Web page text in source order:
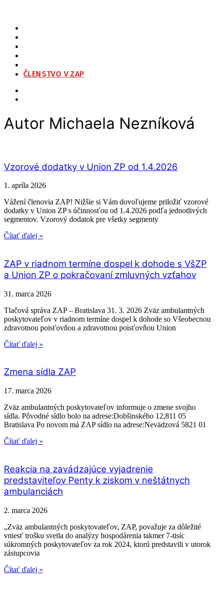
ČLENSTVO V ZAP
Autor Michaela Nezníková
Vzorové dodatky v Union ZP od 1.4.2026
1. apríla 2026
Vážení členovia ZAP! Nižšie si Vám dovoľujeme priložiť vzorové
dodatky v Union ZP s účinnosťou od 1.4.2026 podľa jednotlivých
segmentov. Vzorový dodatok pre všetky segmenty
Čítať ďalej »
ZAP v riadnom termíne dospel k dohode s VšZP
a Union ZP o pokračovaní zmluvných vzťahov
31. marca 2026
Tlačová správa ZAP – Bratislava 31. 3. 2026 Zväz ambulantných
poskytovateľov v riadnom termíne dospel k dohode so Všeobecnou
zdravotnou poisťovňou a zdravotnou poisťovňou Union
Čítať ďalej »
Zmena sídla ZAP
17. marca 2026
Zväz ambulantných poskytovateľov informuje o zmene svojho
sídla. Pôvodné sídlo bolo na adrese:Dobšinského 12,811 05
Bratislava Po novom má ZAP sídlo na adrese:Nevädzová 5821 01
Čítať ďalej »
Reakcia na zavádzajúce vyjadrenie
predstaviteľov Penty k ziskom v neštátnych
ambulanciách
2. marca 2026
„Zväz ambulantných poskytovateľov, ZAP, považuje za dôležité
vniesť trošku svetla do analýzy hospodárenia takmer 7-tisíc
súkromných poskytovateľov za rok 2024, ktorú predstavili v utorok
zástupcovia
Čítať ďalej »